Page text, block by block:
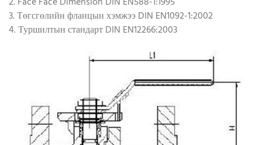
3. Төгсгөлийн фланцын хэмжээ DIN EN1092-1:2002
4. Туршилтын стандарт DIN EN12266:2003